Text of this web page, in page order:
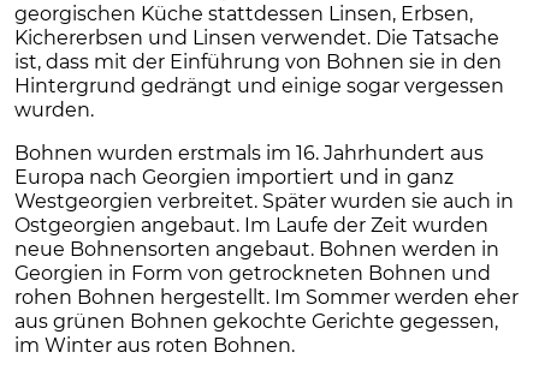
georgischen Küche stattdessen Linsen, Erbsen,
Kichererbsen und Linsen verwendet. Die Tatsache
ist, dass mit der Einführung von Bohnen sie in den
Hintergrund gedrängt und einige sogar vergessen
wurden.
Bohnen wurden erstmals im 16. Jahrhundert aus
Europa nach Georgien importiert und in ganz
Westgeorgien verbreitet. Später wurden sie auch in
Ostgeorgien angebaut. Im Laufe der Zeit wurden
neue Bohnensorten angebaut. Bohnen werden in
Georgien in Form von getrockneten Bohnen und
rohen Bohnen hergestellt. Im Sommer werden eher
aus grünen Bohnen gekochte Gerichte gegessen,
im Winter aus roten Bohnen.